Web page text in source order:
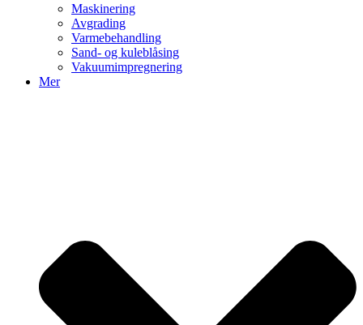
Maskinering
Avgrading
Varmebehandling
Sand- og kuleblåsing
Vakuumimpregnering
Mer